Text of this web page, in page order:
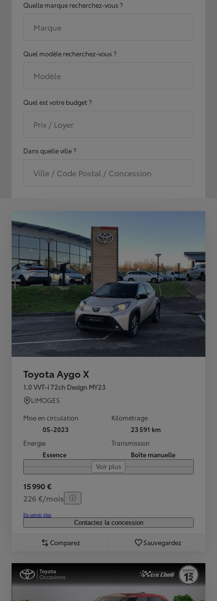
Quelle marque recherchez-vous ?
Marque
Quel modèle recherchez-vous ?
Modèle
Quel est votre budget ?
Prix / Loyer
Dans quelle ville ?
Ville / Code Postal / Concession
Toyota Aygo X
1.0 VVT-i 72ch Design MY23
LIMOGES
Mise en circulation
05-2023
Kilométrage
23 591 km
Energie
Essence
Transmission
Boîte manuelle
Voir plus
15 990 €
226 €/mois
En savoir plus
Contactez la concession
Comparez Sauvegardez